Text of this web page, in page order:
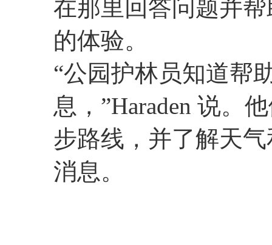
在那里回答问题并
的体验。
“公园护林员知道帮
息，”Haraden 说。
步路线，并了解天
消息。